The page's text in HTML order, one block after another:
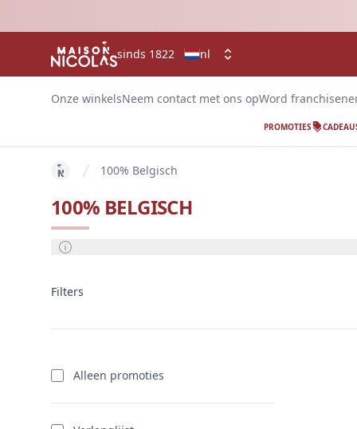
sinds 1822 nl
Onze winkelsNeem contact met ons opWord
PROMOTIES
100% Belgisch
100% BELGISCH
info
Filters
Filters
Alleen promoties